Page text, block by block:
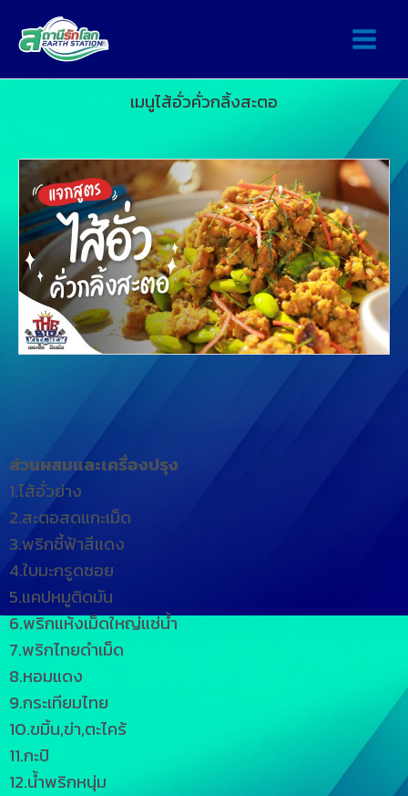
เมนูไส้อั่วคั่วกลิ้งสะตอ
ส่วนผสมและเครื่องปรุง
1.ไส้อั่วย่าง
2.สะตอสดแกะเม็ด
3.พริกชี้ฟ้าสีแดง
4.ใบมะกรูดซอย
5.แคปหมูติดมัน
6.พริกแห้งเม็ดใหญ่แช่น้ำ
7.พริกไทยดำเม็ด
8.หอมแดง
9.กระเทียมไทย
10.ขมิ้น,ข่า,ตะไคร้
11.กะปิ
12.น้ำพริกหนุ่ม